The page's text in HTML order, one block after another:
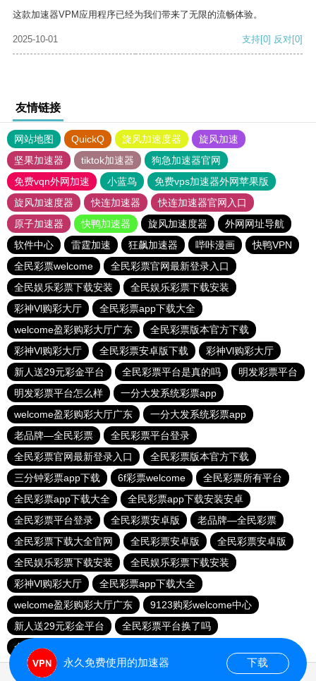
这款加速器VPM应用程序已经为我们带来了无限的流畅体验。
2025-10-01 支持[0] 反对[0]
友情链接
网站地图 QuickQ 旋风加速度器
旋风加速
坚果加速器
tiktok加速器
狗急加速器官网
免费vqn外网加速
小蓝鸟
免费vps加速器外网苹果版
旋风加速度器
快连加速器
快连加速器官网入口
原子加速器
快鸭加速器 旋风加速度器
外网网址导航
软件中心
雷霆加速 狂飙加速器 哔咔漫画
快鸭VPN
全民彩票welcome
全民彩票官网最新登录入口
全民娱乐彩票下载安装
全民娱乐彩票下载安装
彩神Vl购彩大厅
全民彩票app下载大全
welcome盈彩购彩大厅广东
全民彩票版本官方下载
彩神Vl购彩大厅
全民彩票安卓版下载
彩神Vl购彩大厅
新人送29元彩金平台
全民彩票平台是真的吗
明发彩票平台
明发彩票平台怎么样
一分大发系统彩票app
welcome盈彩购彩大厅广东
一分大发系统彩票app
老品牌—全民彩票
全民彩票平台登录
全民彩票官网最新登录入口
全民彩票版本官方下载
三分钟彩票app下载
6f彩票welcome
全民彩票所有平台
全民彩票app下载大全
全民彩票app下载安装安卓
全民彩票平台登录
全民彩票安卓版
老品牌—全民彩票
全民彩票下载大全官网
全民彩票安卓版
全民彩票安卓版
全民娱乐彩票下载安装
全民娱乐彩票下载安装
彩神Vl购彩大厅
全民彩票app下载大全
welcome盈彩购彩大厅广东
9123购彩welcome中心
新人送29元彩金平台
全民彩票平台换了吗
全民彩票平台登录
永久免费使用的加速器 下载